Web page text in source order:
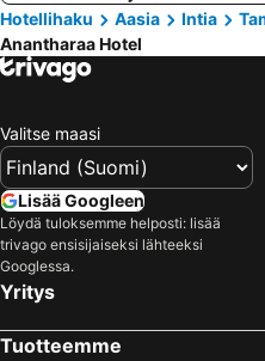
Hotellihaku
Aasia Intia
Anantharaa Hotel
Valitse maasi
Lisää Googleen
Löydä tuloksemme helposti: lisää
trivago ensisijaiseksi lähteeksi
Googlessa.
Yritys
Tuotteemme